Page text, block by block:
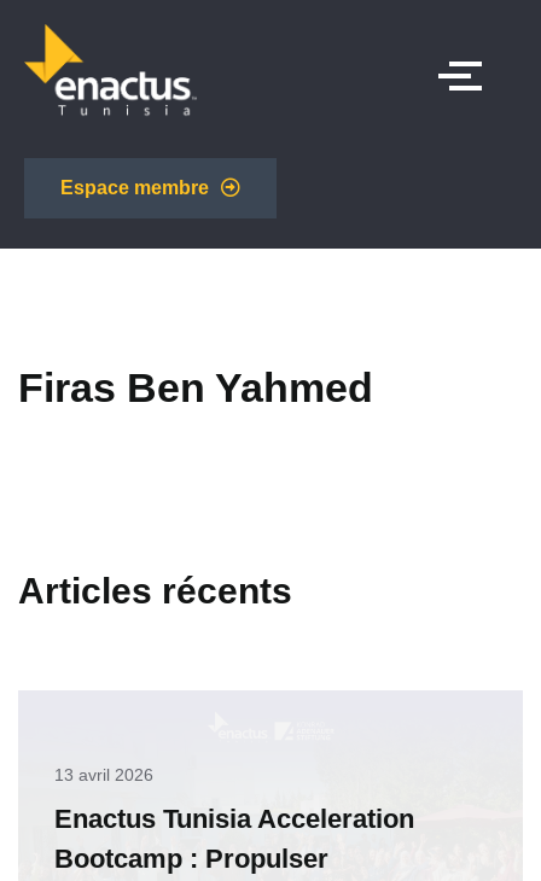
Espace membre
Firas Ben Yahmed
Articles récents
13 avril 2026
Enactus Tunisia Acceleration
Bootcamp : Propulser